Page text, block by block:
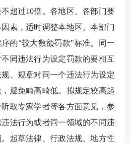
超过10倍。各地区、各部门要
素，适时调整本地区、本部门
的“较大数额罚款”标准。同一
同违法行为设定罚款的要相互
、规章对同一个违法行为设定
避免畸高畸低。拟规定较高起
取专家学者等各方面意见，参
法行为或者同一领域的不同违
起草法律、行政法规、地方性